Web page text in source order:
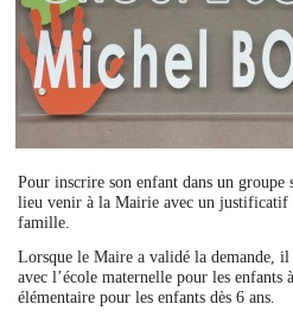
Pour inscrire son enfant dans un
lieu venir à la Mairie avec un
famille.
Lorsque le Maire a validé la demande, il
avec l’école maternelle pour les enfants
élémentaire pour les enfants dès 6 ans.